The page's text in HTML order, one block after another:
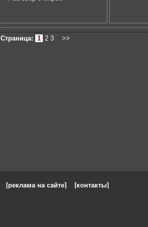
Страница: 1 2 3 >>
[реклама на сайте] [контакты]